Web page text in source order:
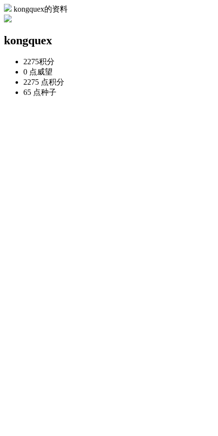
kongquex的资料
kongquex
2275积分
0 点威望
2275 点积分
65 点种子